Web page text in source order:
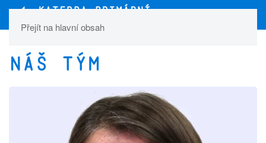
Přejít na hlavní obsah
Náš tým